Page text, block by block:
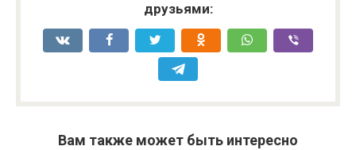
друзьями:
Вам также может быть интересно